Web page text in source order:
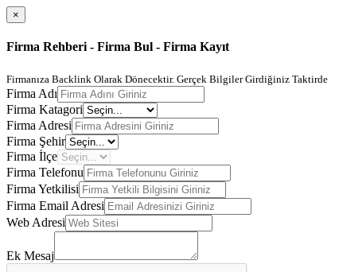
×
Firma Rehberi - Firma Bul - Firma Kayıt
Firmanıza Backlink Olarak Dönecektir. Gerçek Bilgiler Girdiğiniz Taktirde
Firma Adı
Firma Katagori
Firma Adresi
Firma Şehir
Firma İlçe
Firma Telefonu
Firma Yetkilisi
Firma Email Adresi
Web Adresi
Ek Mesaj